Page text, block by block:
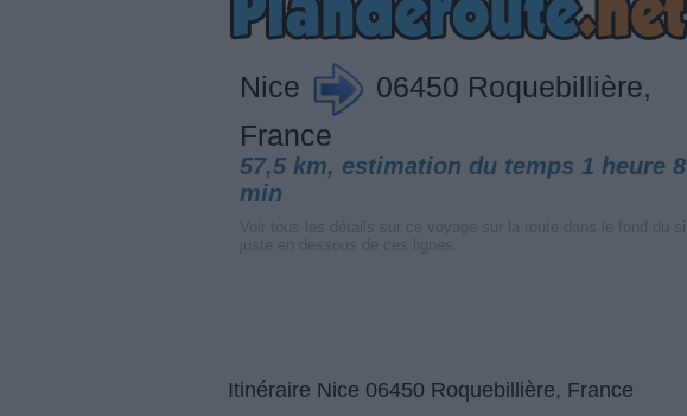
Nice
06450 Roquebillière,
France
57,5 km, estimation du temps 1 heure 8
min
Itinéraire Nice 06450 Roquebillière, France